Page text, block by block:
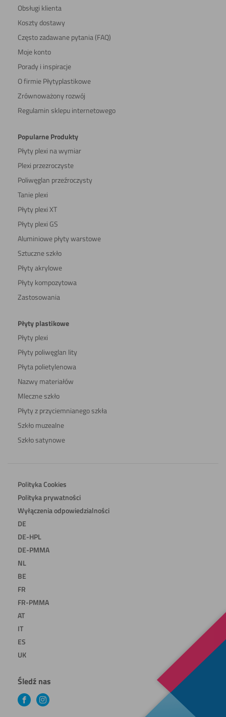
Obsługi klienta
Koszty dostawy
Często zadawane pytania (FAQ)
Moje konto
Porady i inspiracje
O firmie Płytyplastikowe
Zrównoważony rozwój
Regulamin sklepu internetowego
Popularne Produkty
Płyty plexi na wymiar
Plexi przezroczyste
Poliwęglan przeźroczysty
Tanie plexi
Płyty plexi XT
Płyty plexi GS
Aluminiowe płyty warstowe
Sztuczne szkło
Płyty akrylowe
Płyty kompozytowa
Zastosowania
Płyty plastikowe
Płyty plexi
Płyty poliwęglan lity
Płyta polietylenowa
Nazwy materiałów
Mleczne szkło
Płyty z przyciemnianego szkła
Szkło muzealne
Szkło satynowe
Polityka Cookies
Polityka prywatności
Wyłączenia odpowiedzialności
DE
DE-HPL
DE-PMMA
NL
BE
FR
FR-PMMA
AT
IT
ES
UK
Śledź nas
FacebookInstagram